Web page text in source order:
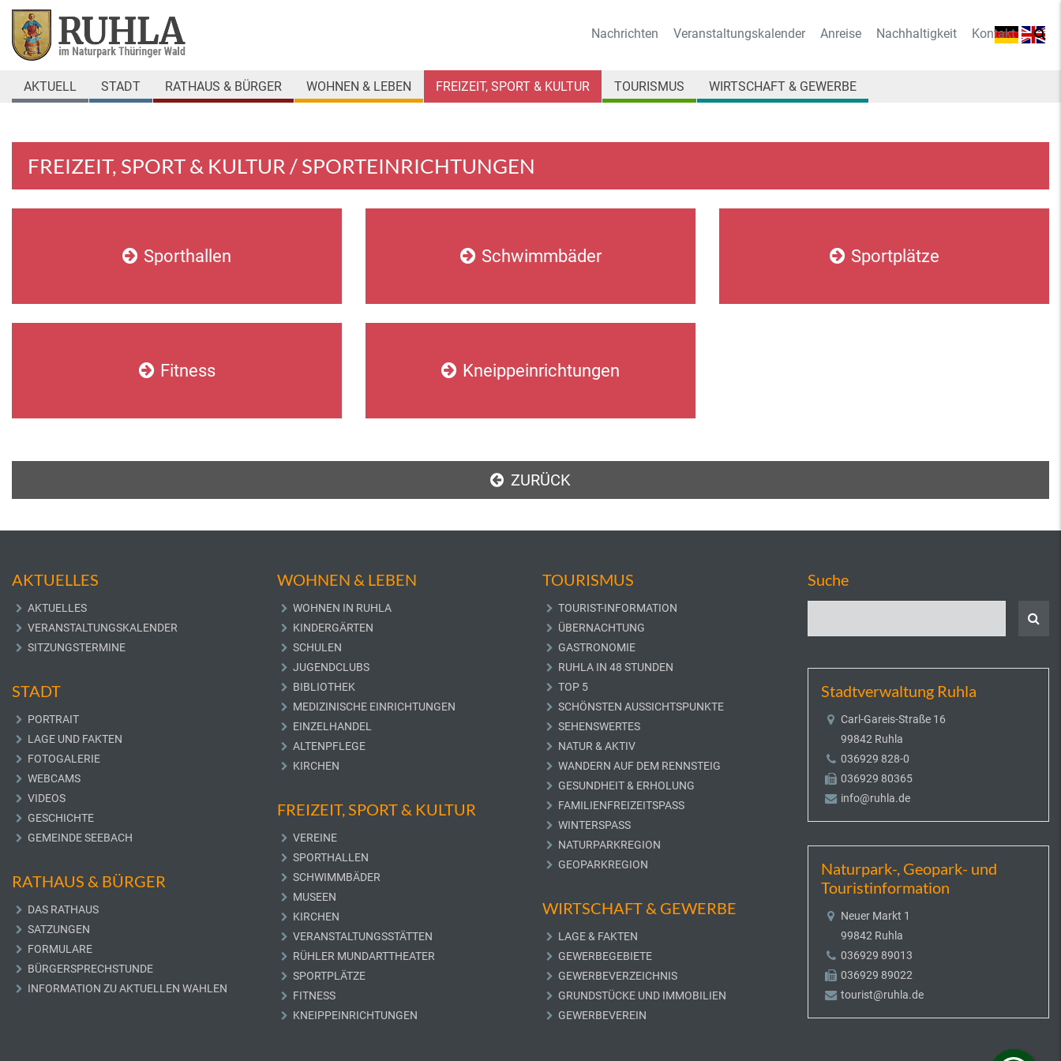
Nachrichten Veranstaltungskalender Anreise Nachhaltigkeit Kontakt
AKTUELL STADT RATHAUS & BÜRGER WOHNEN & LEBEN FREIZEIT, SPORT & KULTUR TOURISMUS WIRTSCHAFT & GEWERBE
FREIZEIT, SPORT & KULTUR / SPORTEINRICHTUNGEN
Sporthallen Schwimmbäder Sportplätze
Fitness Kneippeinrichtungen
ZURÜCK
AKTUELLES
AKTUELLES
VERANSTALTUNGSKALENDER
SITZUNGSTERMINE
STADT
PORTRAIT
LAGE UND FAKTEN
FOTOGALERIE
WEBCAMS
VIDEOS
GESCHICHTE
GEMEINDE SEEBACH
RATHAUS & BÜRGER
DAS RATHAUS
SATZUNGEN
FORMULARE
BÜRGERSPRECHSTUNDE
INFORMATION ZU AKTUELLEN WAHLEN
WOHNEN & LEBEN
WOHNEN IN RUHLA
KINDERGÄRTEN
SCHULEN
JUGENDCLUBS
BIBLIOTHEK
MEDIZINISCHE EINRICHTUNGEN
EINZELHANDEL
ALTENPFLEGE
KIRCHEN
FREIZEIT, SPORT & KULTUR
VEREINE
SPORTHALLEN
SCHWIMMBÄDER
MUSEEN
KIRCHEN
VERANSTALTUNGSSTÄTTEN
RÜHLER MUNDARTTHEATER
SPORTPLÄTZE
FITNESS
KNEIPPEINRICHTUNGEN
TOURISMUS
TOURIST-INFORMATION
ÜBERNACHTUNG
GASTRONOMIE
RUHLA IN 48 STUNDEN
TOP 5
SCHÖNSTEN AUSSICHTSPUNKTE
SEHENSWERTES
NATUR & AKTIV
WANDERN AUF DEM RENNSTEIG
GESUNDHEIT & ERHOLUNG
FAMILIENFREIZEITSPASS
WINTERSPASS
NATURPARKREGION
GEOPARKREGION
WIRTSCHAFT & GEWERBE
LAGE & FAKTEN
GEWERBEGEBIETE
GEWERBEVERZEICHNIS
GRUNDSTÜCKE UND IMMOBILIEN
GEWERBEVEREIN
Suche
Stadtverwaltung Ruhla
Carl-Gareis-Straße 16
99842 Ruhla
036929 828-0
036929 80365
info@ruhla.de
Naturpark-, Geopark- und
Touristinformation
Neuer Markt 1
99842 Ruhla
036929 89013
036929 89022
tourist@ruhla.de